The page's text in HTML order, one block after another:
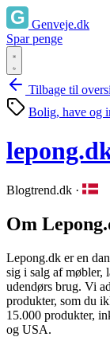
Genveje.dk
Spar penge
Tilbage til
Bolig, have og
Blogtrend.dk ·
Om
Lepong.dk er en
sig i salg af møbler,
udendørs brug. Vi
produkter, som du
15.000 produkter,
og USA.